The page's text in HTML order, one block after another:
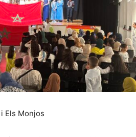
Els Monjos